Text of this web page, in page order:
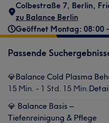
Colbestraße 7, Berlin,
zu Balance Berlin
Geöffnet Montag: 08:00
Passende
💎Balance Cold Plasma
15 Min. - 1 Std. 15 Min.
💎 Balance Basis –
Tiefenreinigung & Pflege